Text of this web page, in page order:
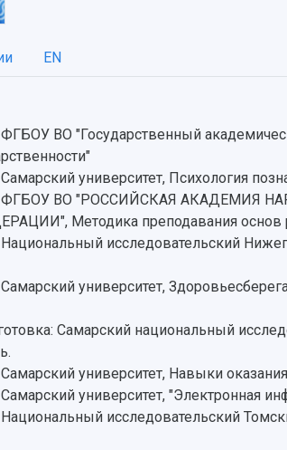
EN
ВО "Государственный
университет, Психология
ФГБОУ ВО "РОССИЙСКАЯ АКАДЕМИЯ
Методика преподавания основ
исследовательский
университет,
Самарский национальный
университет, Навыки
университет, "Электронная
исследовательский